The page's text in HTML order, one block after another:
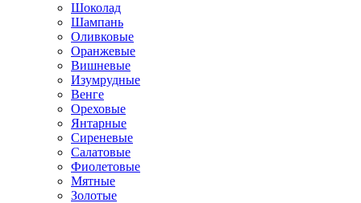
Шоколад
Шампань
Оливковые
Оранжевые
Вишневые
Изумрудные
Венге
Ореховые
Янтарные
Сиреневые
Салатовые
Фиолетовые
Мятные
Золотые